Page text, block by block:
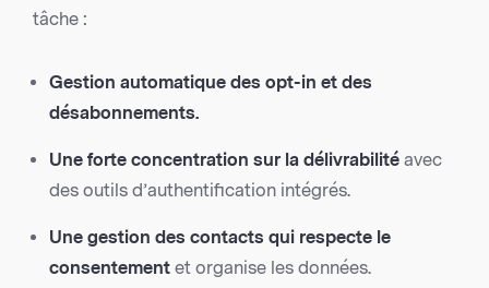
tâche :
Gestion automatique des opt-in et des
désabonnements.
Une forte concentration sur la délivrabilité avec
des outils d’authentification intégrés.
Une gestion des contacts qui respecte le
consentement et organise les données.